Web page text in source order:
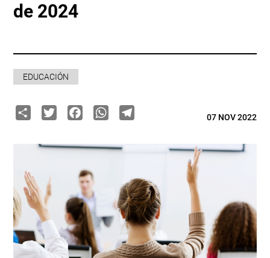
de 2024
EDUCACIÓN
ShareTwitterFacebook
WhatsApp
Telegram07 NOV 2022